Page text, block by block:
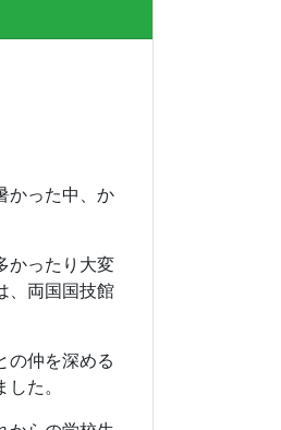
かった中、か
かったり大変
、両国国技館
の仲を深める
た。